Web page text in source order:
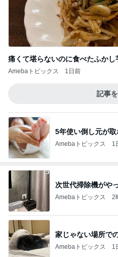
痛くて堪らないのに食べたふかし
Amebaトピックス 1日前
記事
5年使い倒し元が
Amebaトピックス 1
次世代掃除機がや
Amebaトピックス 2
家じゃない場所で
Amebaトピックス 1